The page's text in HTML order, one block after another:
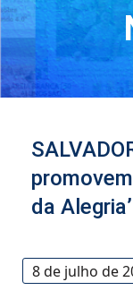
da Alegria’
8 de julho de